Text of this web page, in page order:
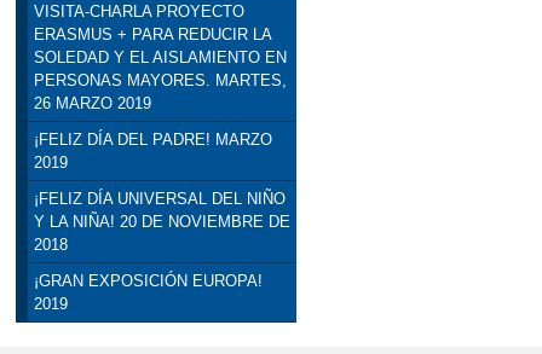
VISITA-CHARLA PROYECTO
ERASMUS + PARA REDUCIR LA
SOLEDAD Y EL AISLAMIENTO EN
PERSONAS MAYORES. MARTES,
26 MARZO 2019
¡FELIZ DÍA DEL PADRE! MARZO
2019
¡FELIZ DÍA UNIVERSAL DEL NIÑO
Y LA NIÑA! 20 DE NOVIEMBRE DE
2018
¡GRAN EXPOSICIÓN EUROPA!
2019